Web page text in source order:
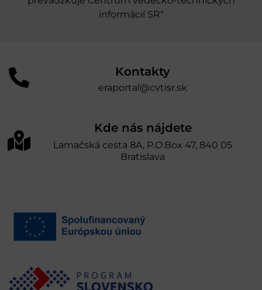
informácií SR“
Kontakty
eraportal@cvtisr.sk
Kde nás nájdete
Lamačská cesta 8A, P.O.Box 47, 840 05
Bratislava